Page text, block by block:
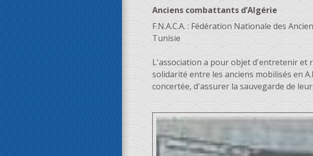
Anciens combattants d’Algérie
F.N.A.C.A. : Fédération Nationale des
Tunisie
L'association a pour objet d'entretenir et
solidarité entre les anciens mobilisés en
concertée, d'assurer la sauvegarde de